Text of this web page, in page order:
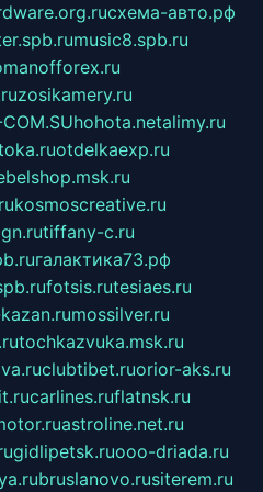
схема-авто.рф
music8.spb.ru
zosikamery.ru
hohota.netalimy.ru
otdelkaexp.ru
kosmoscreative.ru
tiffany-c.ru
галактика73.рф
fotsis.rutesiaes.ru
mossilver.ru
tochkazvuka.msk.ru
clubtibet.ruorior-aks.ru
carlines.ruflatnsk.ru
astroline.net.ru
gidlipetsk.ruooo-driada.ru
bruslanovo.rusiterem.ru